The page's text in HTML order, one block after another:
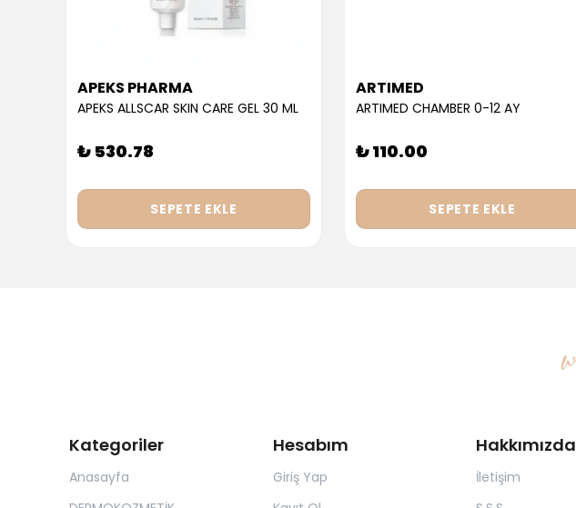
APEKS PHARMA
APEKS ALLSCAR SKIN CARE GEL 30 ML
₺ 530.78
SEPETE EKLE
ARTIMED
ARTIMED CHAMBER 0-12 AY
₺ 110.00
SEPETE EKLE
Kategoriler
Anasayfa
Hesabım
Giriş Yap
Hakkımızda
İletişim